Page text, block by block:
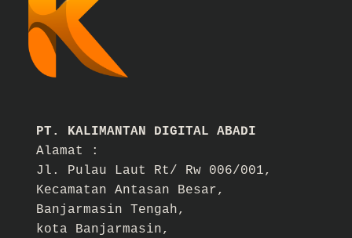
PT. KALIMANTAN DIGITAL ABADI
Alamat :
Jl. Pulau Laut Rt/ Rw 006/001,
Kecamatan Antasan Besar,
Banjarmasin Tengah,
kota Banjarmasin,